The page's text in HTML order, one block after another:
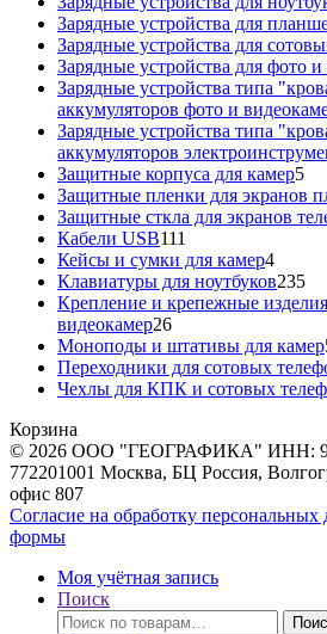
Зарядные устройства для
Зарядные устройства для
Зарядные устройства для фото
Зарядные устройства типа
аккумуляторов фото и
Зарядные устройства типа
аккумуляторов
Защитные корпуса для камер55
Защитные пленки для экранов
Защитные сткла для экранов
Кабели USB111
товаров
Кейсы и сумки для камер44
товара
Клавиатуры для ноутбуков235235
Крепление и крепежные
видеокамер2626
товаров
Моноподы и штативы для камер
Переходники для сотовых
Чехлы для КПК и сотовых
Корзина
© 2026 ООО "ГЕОГРАФИКА" ИНН:
772201001 Москва, БЦ Россия,
офис 807
Согласие на обработку
формы
Моя учётная запись
Поиск
Искать: